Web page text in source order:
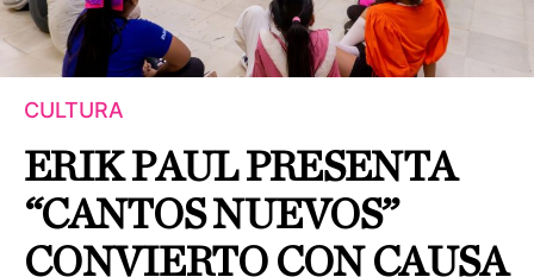
CULTURA
ERIK PAUL PRESENTA
“CANTOS NUEVOS”
CONVIERTO CON CAUSA